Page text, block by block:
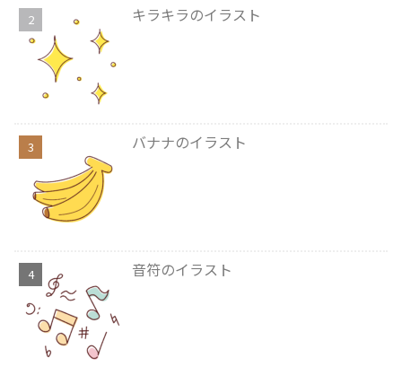
キラキラのイラスト
バナナのイラスト
音符のイラスト